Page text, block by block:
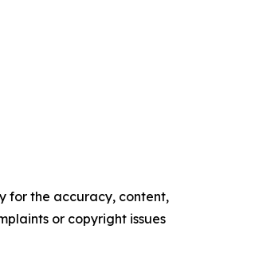
for the accuracy, content,
or copyright issues